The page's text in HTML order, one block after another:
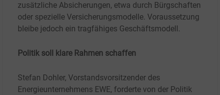
zusätzliche Absicherungen, etwa durch Bürgschaften
oder spezielle Versicherungsmodelle. Voraussetzung
bleibe jedoch ein tragfähiges Geschäftsmodell.
Politik soll klare Rahmen schaffen
Stefan Dohler, Vorstandsvorsitzender des
Energieunternehmens EWE, forderte von der Politik